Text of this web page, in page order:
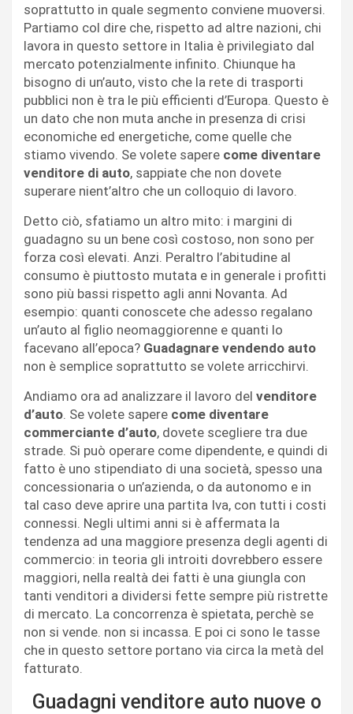
soprattutto in quale segmento conviene muoversi.
Partiamo col dire che, rispetto ad altre nazioni, chi
lavora in questo settore in Italia è privilegiato dal
mercato potenzialmente infinito. Chiunque ha
bisogno di un’auto, visto che la rete di trasporti
pubblici non è tra le più efficienti d’Europa. Questo è
un dato che non muta anche in presenza di crisi
economiche ed energetiche, come quelle che
stiamo vivendo. Se volete sapere come diventare
venditore di auto, sappiate che non dovete
superare nient’altro che un colloquio di lavoro.
Detto ciò, sfatiamo un altro mito: i margini di
guadagno su un bene così costoso, non sono per
forza così elevati. Anzi. Peraltro l’abitudine al
consumo è piuttosto mutata e in generale i profitti
sono più bassi rispetto agli anni Novanta. Ad
esempio: quanti conoscete che adesso regalano
un’auto al figlio neomaggiorenne e quanti lo
facevano all’epoca? Guadagnare vendendo auto
non è semplice soprattutto se volete arricchirvi.
Andiamo ora ad analizzare il lavoro del venditore
d’auto. Se volete sapere come diventare
commerciante d’auto, dovete scegliere tra due
strade. Si può operare come dipendente, e quindi di
fatto è uno stipendiato di una società, spesso una
concessionaria o un’azienda, o da autonomo e in
tal caso deve aprire una partita Iva, con tutti i costi
connessi. Negli ultimi anni si è affermata la
tendenza ad una maggiore presenza degli agenti di
commercio: in teoria gli introiti dovrebbero essere
maggiori, nella realtà dei fatti è una giungla con
tanti venditori a dividersi fette sempre più ristrette
di mercato. La concorrenza è spietata, perchè se
non si vende. non si incassa. E poi ci sono le tasse
che in questo settore portano via circa la metà del
fatturato.
Guadagni venditore auto nuove o